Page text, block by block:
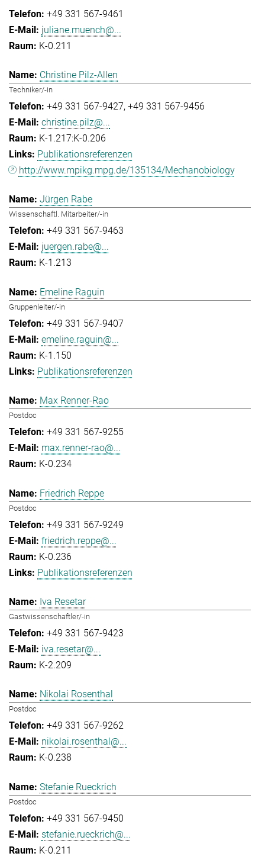
+49 331 567-9461
juliane.muench@...
K-0.211
Christine Pilz-Allen
Techniker/-in
+49 331 567-9427 +49 331 567-9456
christine.pilz@...
K-1.217:K-0.206
Publikationsreferenzen
http://www.mpikg.mpg.de/135134/Mechanobiology
Jürgen Rabe
Wissenschaftl. Mitarbeiter/-in
+49 331 567-9463
juergen.rabe@...
K-1.213
Emeline Raguin
Gruppenleiter/-in
+49 331 567-9407
emeline.raguin@...
K-1.150
Publikationsreferenzen
Max Renner-Rao
Postdoc
+49 331 567-9255
max.renner-rao@...
K-0.234
Friedrich Reppe
Postdoc
+49 331 567-9249
friedrich.reppe@...
K-0.236
Publikationsreferenzen
Iva Resetar
Gastwissenschaftler/-in
+49 331 567-9423
iva.resetar@...
K-2.209
Nikolai Rosenthal
Postdoc
+49 331 567-9262
nikolai.rosenthal@...
K-0.238
Stefanie Rueckrich
Postdoc
+49 331 567-9450
stefanie.rueckrich@...
K-0.211